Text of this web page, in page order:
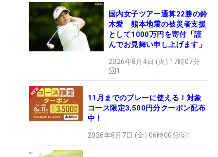
国内女子ツアー通算22勝の鈴
木愛 熊本地震の被災者支援
として1000万円を寄付「謹
んでお見舞い申し上げます」
2026年8月4日 (火) 17時07分
1
11月までのプレーに使える！対象
コース限定3,500円分クーポン配布
中！
2026年8月7日 (金) 06時00分 1